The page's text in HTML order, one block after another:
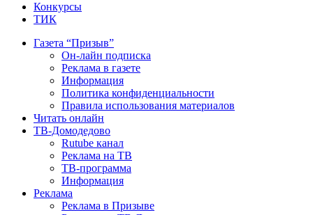
Конкурсы
ТИК
Газета “Призыв”
Он-лайн подписка
Реклама в газете
Информация
Политика конфиденциальности
Правила использования материалов
Читать онлайн
ТВ-Домодедово
Rutube канал
Реклама на ТВ
ТВ-программа
Информация
Реклама
Реклама в Призыве